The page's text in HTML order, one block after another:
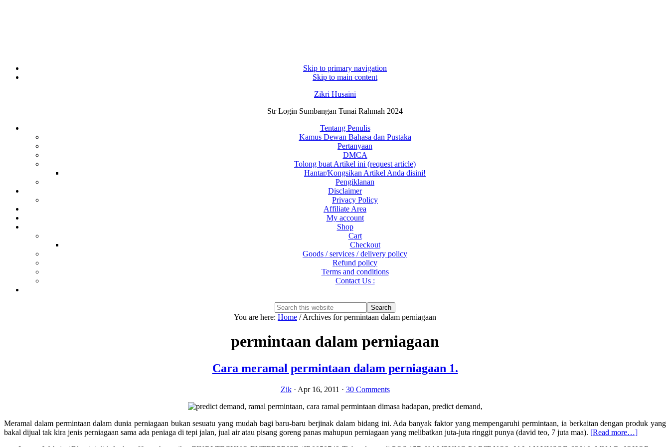
Skip to primary navigation
Skip to main content
Zikri Husaini
Str Login Sumbangan Tunai Rahmah 2024
Tentang Penulis
Kamus Dewan Bahasa dan Pustaka
Pertanyaan
DMCA
Tolong buat Artikel ini (request article)
Hantar/Kongsikan Artikel Anda disini!
Pengiklanan
Disclaimer
Privacy Policy
Affiliate Area
My account
Shop
Cart
Checkout
Goods / services / delivery policy
Refund policy
Terms and conditions
Contact Us :
Search
this
Hide
You are here: Home /Archives for permintaan dalam perniagaan
permintaan dalam perniagaan
Cara meramal permintaan dalam perniagaan 1.
Zik· Apr 16, 2011 · 30 Comments
Meramal dalam permintaan dalam dunia perniagaan bukan sesuatu yang mudah bagi baru-baru berjinak dalam bidang ini. Ada banyak faktor yang mempengaruhi permintaan, ia berkaitan dengan produk yang
bakal dijual tak kira jenis perniagaan sama ada peniaga di tepi jalan, jual air atau pisang goreng panas mahupun perniagaan yang melibatkan juta-juta ringgit punya (david teo, 7 juta maa). [Read more…]about